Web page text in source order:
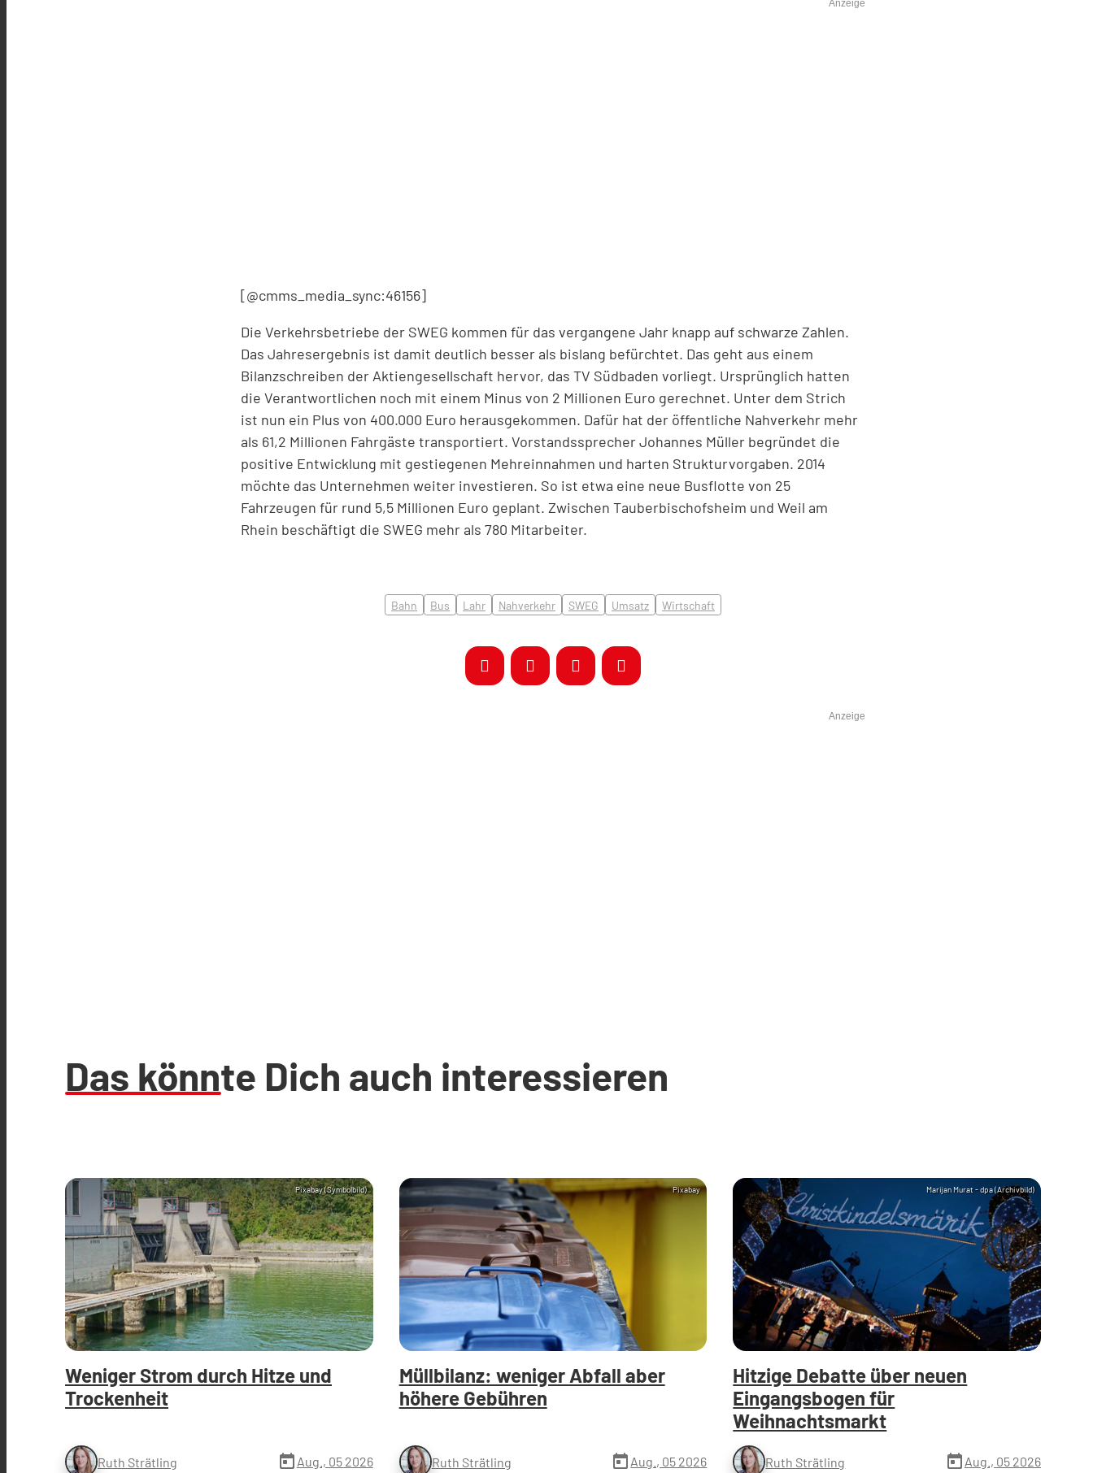
Anzeige
[@cmms_media_sync:46156]
Die Verkehrsbetriebe der SWEG kommen für das vergangene Jahr knapp auf schwarze Zahlen.
Das Jahresergebnis ist damit deutlich besser als bislang befürchtet. Das geht aus einem
Bilanzschreiben der Aktiengesellschaft hervor, das TV Südbaden vorliegt. Ursprünglich hatten
die Verantwortlichen noch mit einem Minus von 2 Millionen Euro gerechnet. Unter dem Strich
ist nun ein Plus von 400.000 Euro herausgekommen. Dafür hat der öffentliche Nahverkehr mehr
als 61,2 Millionen Fahrgäste transportiert. Vorstandssprecher Johannes Müller begründet die
positive Entwicklung mit gestiegenen Mehreinnahmen und harten Strukturvorgaben. 2014
möchte das Unternehmen weiter investieren. So ist etwa eine neue Busflotte von 25
Fahrzeugen für rund 5,5 Millionen Euro geplant. Zwischen Tauberbischofsheim und Weil am
Rhein beschäftigt die SWEG mehr als 780 Mitarbeiter.
Bahn Bus Lahr Nahverkehr SWEG Umsatz Wirtschaft
Anzeige
Das könnte Dich auch interessieren
Pixabay (Symbolbild)
Weniger Strom durch Hitze und
Trockenheit
Ruth Strätling today Aug., 05 2026
Pixabay
Müllbilanz: weniger Abfall aber
höhere Gebühren
Ruth Strätling todayAug., 05 2026
Marijan Murat - dpa (Archivbild)
Hitzige Debatte über neuen
Eingangsbogen für
Weihnachtsmarkt
Ruth Strätling today Aug., 05 2026